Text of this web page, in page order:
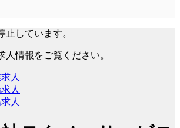
止しています。
人情報をご覧ください。
人
人
人